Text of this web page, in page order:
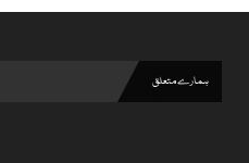
ہمارے متعلق